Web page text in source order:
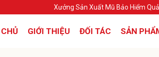
Xưởng Sản Xuất Mũ Bảo Hiểm
GIỚI THIỆU ĐỐI TÁC SẢN